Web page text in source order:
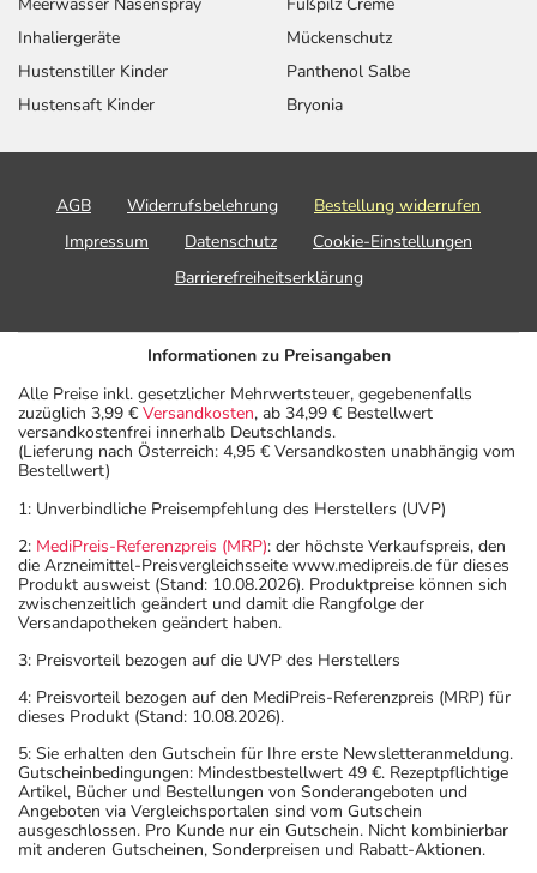
Inhaliergeräte
Hustenstiller Kinder
Hustensaft Kinder
Mückenschutz
Panthenol Salbe
Bryonia
AGB Widerrufsbelehrung
Bestellung widerrufen
Impressum
Datenschutz
Cookie-Einstellungen
Barrierefreiheitserklärung
Informationen zu Preisangaben
Alle Preise inkl. gesetzlicher Mehrwertsteuer, gegebenenfalls
zuzüglich 3,99 € Versandkosten, ab 34,99 € Bestellwert
versandkostenfrei innerhalb Deutschlands.
(Lieferung nach Österreich: 4,95 € Versandkosten unabhängig vom
Bestellwert)
1: Unverbindliche Preisempfehlung des Herstellers (UVP)
2: MediPreis-Referenzpreis (MRP): der höchste Verkaufspreis, den
die Arzneimittel-Preisvergleichsseite www.medipreis.de für dieses
Produkt ausweist (Stand: 10.08.2026). Produktpreise können sich
zwischenzeitlich geändert und damit die Rangfolge der
Versandapotheken geändert haben.
3: Preisvorteil bezogen auf die UVP des Herstellers
4: Preisvorteil bezogen auf den MediPreis-Referenzpreis (MRP) für
dieses Produkt (Stand: 10.08.2026).
5: Sie erhalten den Gutschein für Ihre erste Newsletteranmeldung.
Gutscheinbedingungen: Mindestbestellwert 49 €. Rezeptpflichtige
Artikel, Bücher und Bestellungen von Sonderangeboten und
Angeboten via Vergleichsportalen sind vom Gutschein
ausgeschlossen. Pro Kunde nur ein Gutschein. Nicht kombinierbar
mit anderen Gutscheinen, Sonderpreisen und Rabatt-Aktionen.